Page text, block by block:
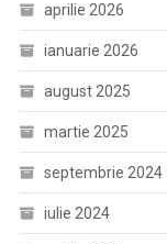
aprilie 2026
ianuarie 2026
august 2025
martie 2025
septembrie 2024
iulie 2024